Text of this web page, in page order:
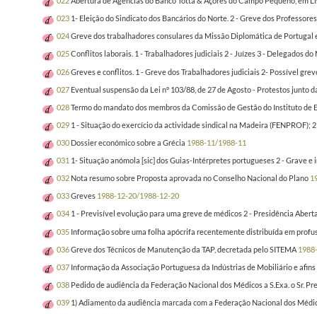
023 1- Eleição do Sindicato dos Bancários do Norte. 2 - Greve dos
024Greve dos trabalhadores consulares da Missão Diplomática de Portugal
025Conflitos laborais. 1 - Trabalhadores judiciais 2 - Juízes 3 - Delegados
026Greves e conflitos. 1 - Greve dos Trabalhadores judiciais 2- Possível
027 Eventual suspensão da Lei nº 103/88, de 27 de Agosto - Protestos junto
028Termo do mandato dos membros da Comissão de Gestão do Instituto de
029 1 - Situação do exercício da actividade sindical na Madeira (FENPROF);
030 Dossier económico sobre a Grécia 1988-11/1988-11
031 1- Situação anómola [sic] dos Guias-Intérpretes portugueses 2 - Grave
032 Nota resumo sobre Proposta aprovada no Conselho Nacional do Plano
033Greves 1988-12-20/1988-12-20
034 1 - Previsível evolução para uma greve de médicos 2 - Presidência
035 Informação sobre uma folha apócrifa recentemente distribuída em
036Greve dos Técnicos de Manutenção da TAP, decretada pelo SITEMA
037 Informação da Associação Portuguesa da Indústrias de Mobiliário e
038 Pedido de audiência da Federação Nacional dos Médicos a S.Exa. o Sr.
039 1) Adiamento da audiência marcada com a Federação Nacional dos